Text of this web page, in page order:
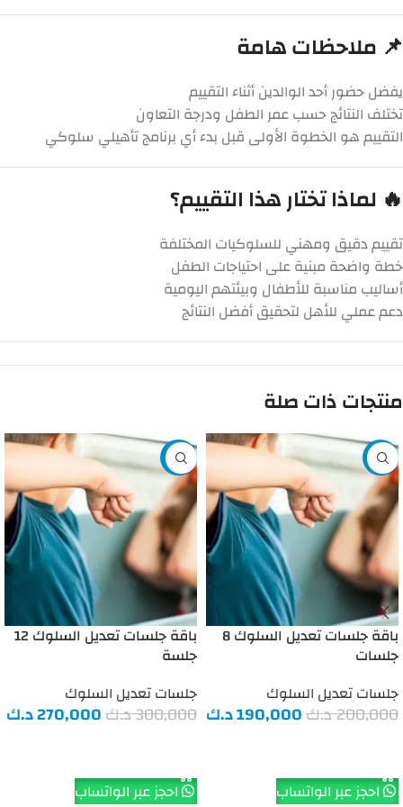
📌 ملاحظات هامة
يفضل حضور أحد الوالدين أثناء التقييم
تختلف النتائج حسب عمر الطفل ودرجة التعاون
التقييم هو الخطوة الأولى قبل بدء أي برنامج تأهيلي سلوكي
🔥 لماذا تختار هذا التقييم؟
تقييم دقيق ومهني للسلوكيات المختلفة
خطة واضحة مبنية على احتياجات الطفل
أساليب مناسبة للأطفال وبيئتهم اليومية
دعم عملي للأهل لتحقيق أفضل النتائج
منتجات ذات صلة
-5%
باقة جلسات تعديل السلوك 8
جلسات
جلسات تعديل السلوك
200,000د.ك190,000د.ك
احجز عبر الواتساب
-10%
باقة جلسات تعديل السلوك 12
جلسة
جلسات تعديل السلوك
300,000د.ك270,000د.ك
احجز عبر الواتساب